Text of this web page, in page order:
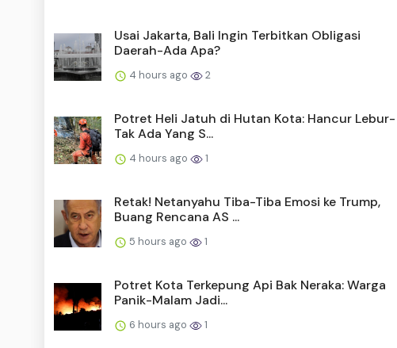
Usai Jakarta, Bali Ingin Terbitkan Obligasi
Daerah-Ada Apa?
4 hours ago 2
Potret Heli Jatuh di Hutan Kota: Hancur Lebur-
Tak Ada Yang S...
4 hours ago 1
Retak! Netanyahu Tiba-Tiba Emosi ke Trump,
Buang Rencana AS ...
5 hours ago 1
Potret Kota Terkepung Api Bak Neraka: Warga
Panik-Malam Jadi...
6 hours ago 1